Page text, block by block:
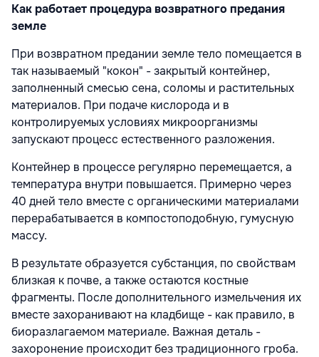
Как работает процедура возвратного предания
земле
При возвратном предании земле тело помещается в
так называемый "кокон" - закрытый контейнер,
заполненный смесью сена, соломы и растительных
материалов. При подаче кислорода и в
контролируемых условиях микроорганизмы
запускают процесс естественного разложения.
Контейнер в процессе регулярно перемещается, а
температура внутри повышается. Примерно через
40 дней тело вместе с органическими материалами
перерабатывается в компостоподобную, гумусную
массу.
В результате образуется субстанция, по свойствам
близкая к почве, а также остаются костные
фрагменты. После дополнительного измельчения их
вместе захоранивают на кладбище - как правило, в
биоразлагаемом материале. Важная деталь -
захоронение происходит без традиционного гроба.